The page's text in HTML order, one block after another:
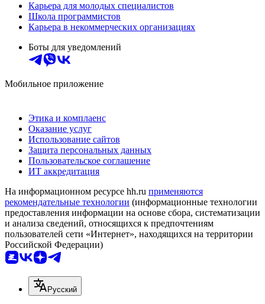
Карьера для молодых специалистов
Школа программистов
Карьера в некоммерческих организациях
Боты для уведомлений
Мобильное приложение
Этика и комплаенс
Оказание услуг
Использование сайтов
Защита персональных данных
Пользовательское соглашение
ИТ аккредитация
На информационном ресурсе hh.ru применяются
рекомендательные технологии (информационные технологии
предоставления информации на основе сбора, систематизации
и анализа сведений, относящихся к предпочтениям
пользователей сети «Интернет», находящихся на территории
Российской Федерации)
Русский